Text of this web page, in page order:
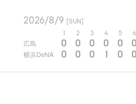
2026/8/9 [SUN]
2 3 4 5 6
広島 0 0 0 0 0 0
横浜DeNA 0 0 0 1 0 0